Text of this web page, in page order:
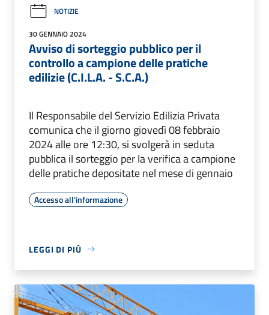
NOTIZIE
30 GENNAIO 2024
Avviso di sorteggio pubblico per il
controllo a campione delle pratiche
edilizie (C.I.L.A. - S.C.A.)
Il Responsabile del Servizio Edilizia Privata
comunica che il giorno giovedì 08 febbraio
2024 alle ore 12:30, si svolgerà in seduta
pubblica il sorteggio per la verifica a campione
delle pratiche depositate nel mese di gennaio
Accesso all'informazione
LEGGI DI PIÙ